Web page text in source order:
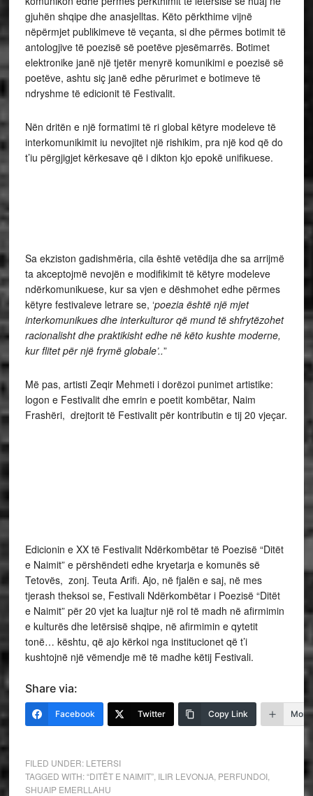
gjuhën shqipe dhe anasjelltas. Këto përkthime vijnë
nëpërmjet publikimeve të veçanta, si dhe përmes botimit të
antologjive të poezisë së poetëve pjesëmarrës. Botimet
elektronike janë një tjetër menyrë komunikimi e poezisë së
poetëve, ashtu siç janë edhe përurimet e botimeve të
ndryshme të edicionit të Festivalit.
Nën dritën e një formatimi të ri global këtyre modeleve të
interkomunikimit iu nevojitet një rishikim, pra një kod që do
t’iu përgjigjet kërkesave që i dikton kjo epokë unifikuese.
Sa ekziston gadishmëria, cila është vetëdija dhe sa arrijmë
ta akceptojmë nevojën e modifikimit të këtyre modeleve
ndërkomunikuese, kur sa vjen e dëshmohet edhe përmes
këtyre festivaleve letrare se, ‘poezia është një mjet
interkomunikues dhe interkulturor që mund të shfrytëzohet
racionalisht dhe praktikisht edhe në këto kushte moderne,
kur flitet për një frymë globale’..”
Më pas, artisti Zeqir Mehmeti i dorëzoi punimet artistike:
logon e Festivalit dhe emrin e poetit kombëtar, Naim
Frashëri, drejtorit të Festivalit për kontributin e tij 20 vjeçar.
Edicionin e XX të Festivalit Ndërkombëtar të Poezisë “Ditët
e Naimit” e përshëndeti edhe kryetarja e komunës së
Tetovës, zonj. Teuta Arifi. Ajo, në fjalën e saj, në mes
tjerash theksoi se, Festivali Ndërkombëtar i Poezisë “Ditët
e Naimit” për 20 vjet ka luajtur një rol të madh në afirmimin
e kulturës dhe letërsisë shqipe, në afirmimin e qytetit
tonë… kështu, që ajo kërkoi nga institucionet që t’i
kushtojnë një vëmendje më të madhe këtij Festivali.
Share via:
Facebook Twitter Copy Link More
FILED UNDER: LETERSI
TAGGED WITH:“DITËT E NAIMIT”, ILIR LEVONJA, PERFUNDOI,
SHUAIP EMERLLAHU